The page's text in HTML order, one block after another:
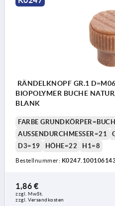
RÄNDELKNOPF GR.1
BIOPOLYMER BUCHE
BLANK
FARBE
AUSSENDURCHMESSER=21
D3=19
HÖHE=22 H1=8
Bestellnummer:
1,86 €
zzgl. MwSt.
zzgl. Versandkosten